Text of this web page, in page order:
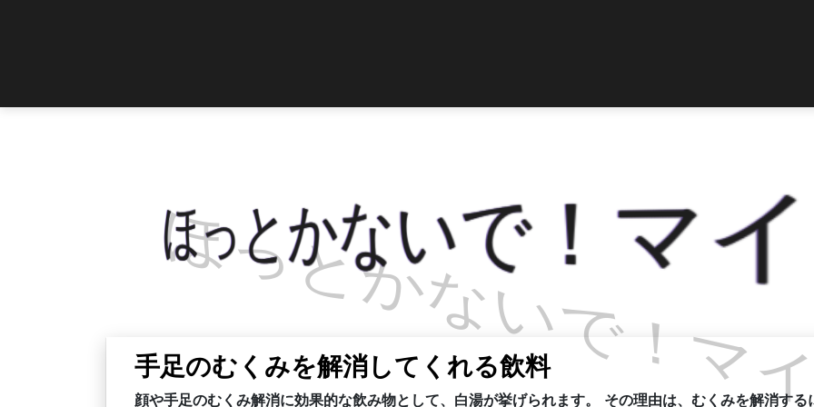
ほっとかないで！マイ
手足のむくみを解消してくれる飲料
顔や手足のむくみ解消に効果的な飲み物として、白湯が挙げられます。 その理由は、むくみを解消す